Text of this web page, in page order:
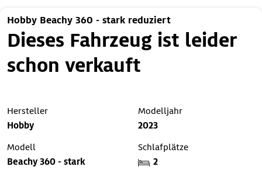
Hobby Beachy 360 - stark reduziert
Dieses Fahrzeug ist leider
schon verkauft
Hersteller
Hobby
Modelljahr
2023
Modell
Beachy 360 - stark
Schlafplätze
2